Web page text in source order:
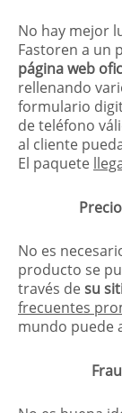
No hay mejor
Fastoren a un
página web
rellenando
formulario
de teléfono
al cliente
El paquete
No es
producto se
través desu
frecuentes
mundo puede